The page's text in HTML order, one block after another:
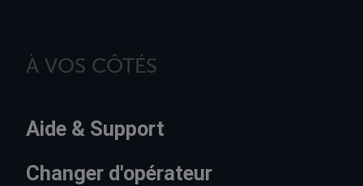
À VOS CÔTÉS
Aide & Support
Changer d'opérateur